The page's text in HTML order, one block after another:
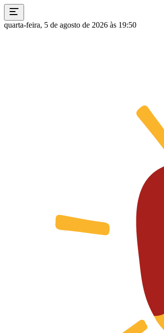
quarta-feira, 5 de agosto de 2026 às 19:50